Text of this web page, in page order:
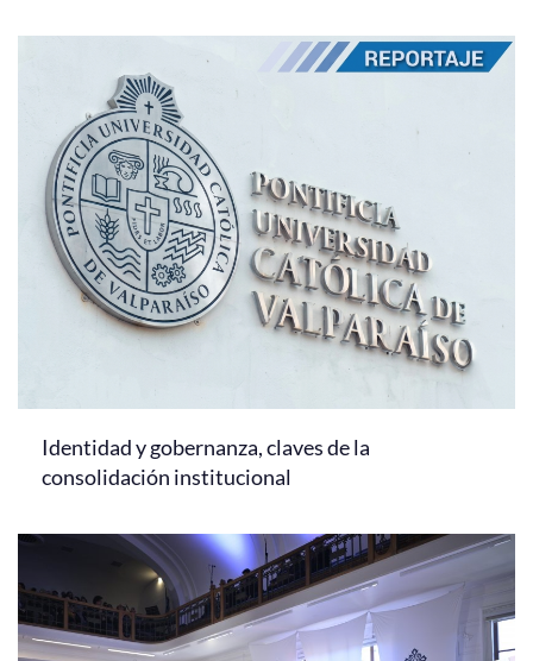
Identidad y gobernanza, claves de la
consolidación institucional